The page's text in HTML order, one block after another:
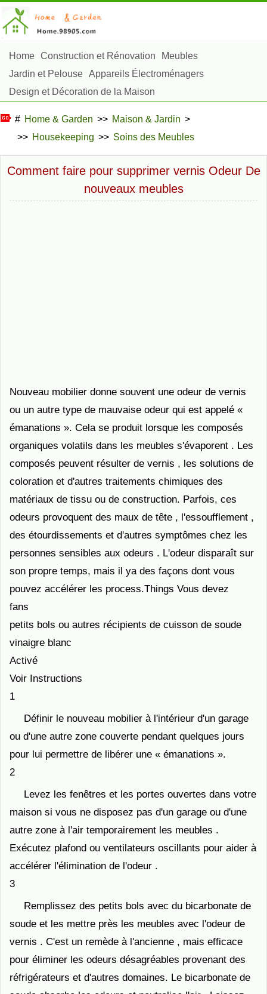
Home Construction et Rénovation
Meubles
Jardin et Pelouse Appareils Électroménagers
Design et Décoration de la Maison
Aménagement et Construction Extérieure
# Home & Garden >> Maison & Jardin >
>> Housekeeping >> Soins des Meubles
Comment faire pour supprimer vernis Odeur De
nouveaux meubles
Nouveau mobilier donne souvent une odeur de vernis
ou un autre type de mauvaise odeur qui est appelé «
émanations ». Cela se produit lorsque les composés
organiques volatils dans les meubles s'évaporent . Les
composés peuvent résulter de vernis , les solutions de
coloration et d'autres traitements chimiques des
matériaux de tissu ou de construction. Parfois, ces
odeurs provoquent des maux de tête , l'essoufflement ,
des étourdissements et d'autres symptômes chez les
personnes sensibles aux odeurs . L'odeur disparaît sur ​​
son propre temps, mais il ya des façons dont vous
pouvez accélérer les process.Things Vous devez
fans
petits bols ou autres récipients de cuisson de soude
vinaigre blanc
Activé
Voir Instructions
1
Définir le nouveau mobilier à l'intérieur d'un garage
ou d'une autre zone couverte pendant quelques jours
pour lui permettre de libérer une « émanations ».
2
Levez les fenêtres et les portes ouvertes dans votre
maison si vous ne disposez pas d'un garage ou d'une
autre zone à l'air temporairement les meubles .
Exécutez plafond ou ventilateurs oscillants pour aider à
accélérer l'élimination de l'odeur .
3
Remplissez des petits bols avec du bicarbonate de
soude et les mettre près les meubles avec l'odeur de
vernis . C'est un remède à l'ancienne , mais efficace
pour éliminer les odeurs désagréables provenant des
réfrigérateurs et d'autres domaines. Le bicarbonate de